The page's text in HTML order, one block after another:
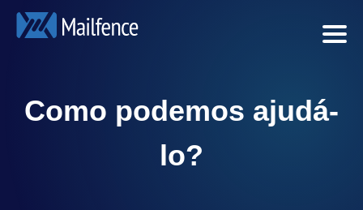
Como podemos ajudá-
lo?